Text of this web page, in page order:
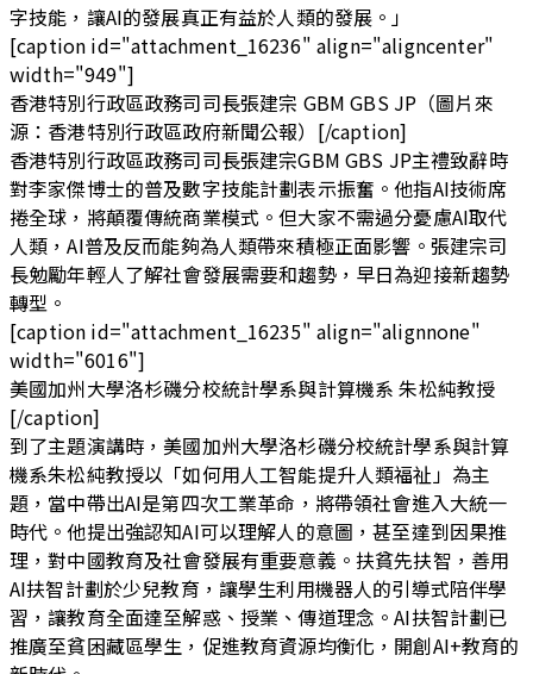
字技能，讓AI的發展真正有益於人類的發展。」
[caption id="attachment_16236" align="aligncenter"
width="949"]
香港特別行政區政務司司長張建宗 GBM GBS JP（圖片來
源：香港特別行政區政府新聞公報）[/caption]
香港特別行政區政務司司長張建宗GBM GBS JP主禮致辭時
對李家傑博士的普及數字技能計劃表示振奮。他指AI技術席
捲全球，將顛覆傳統商業模式。但大家不需過分憂慮AI取代
人類，AI普及反而能夠為人類帶來積極正面影響。張建宗司
長勉勵年輕人了解社會發展需要和趨勢，早日為迎接新趨勢
轉型。
[caption id="attachment_16235" align="alignnone"
width="6016"]
美國加州大學洛杉磯分校統計學系與計算機系 朱松純教授
[/caption]
到了主題演講時，美國加州大學洛杉磯分校統計學系與計算
機系朱松純教授以「如何用人工智能提升人類福祉」為主
題，當中帶出AI是第四次工業革命，將帶領社會進入大統一
時代。他提出強認知AI可以理解人的意圖，甚至達到因果推
理，對中國教育及社會發展有重要意義。扶貧先扶智，善用
AI扶智計劃於少兒教育，讓學生利用機器人的引導式陪伴學
習，讓教育全面達至解惑、授業、傳道理念。AI扶智計劃已
推廣至貧困藏區學生，促進教育資源均衡化，開創AI+教育的